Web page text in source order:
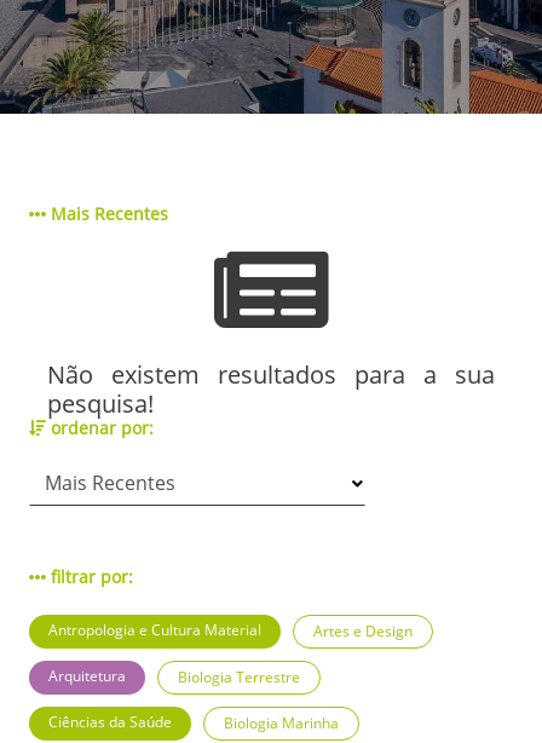
Mais Recentes
Não existem resultados para a sua
pesquisa!
ordenar por:
filtrar por:
Antropologia e Cultura Material Artes e Design
Arquitetura Biologia Terrestre
Ciências da Saúde Biologia Marinha